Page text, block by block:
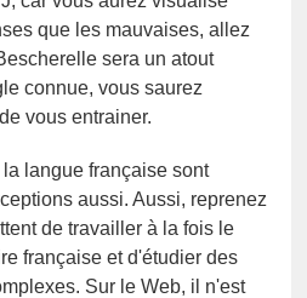
que les mauvaises, allez
sera un atout
connue, vous saurez
vous entrainer.
langue française sont
aussi. Aussi, reprenez
de travailler à la fois le
française et d'étudier des
Sur le Web, il n'est